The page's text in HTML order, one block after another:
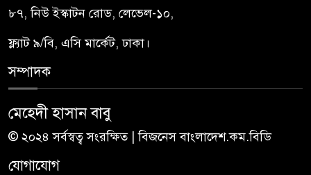
৮৭, নিউ ইস্কাটন রোড, লেভেল-১০,
ফ্ল্যাট ৯/বি, এসি মার্কেট, ঢাকা।
সম্পাদক
মেহেদী হাসান বাবু
© ২০২৪ সর্বস্বত্ব সংরক্ষিত | বিজনেস বাংলাদেশ.কম.বিডি
যোগাযোগ